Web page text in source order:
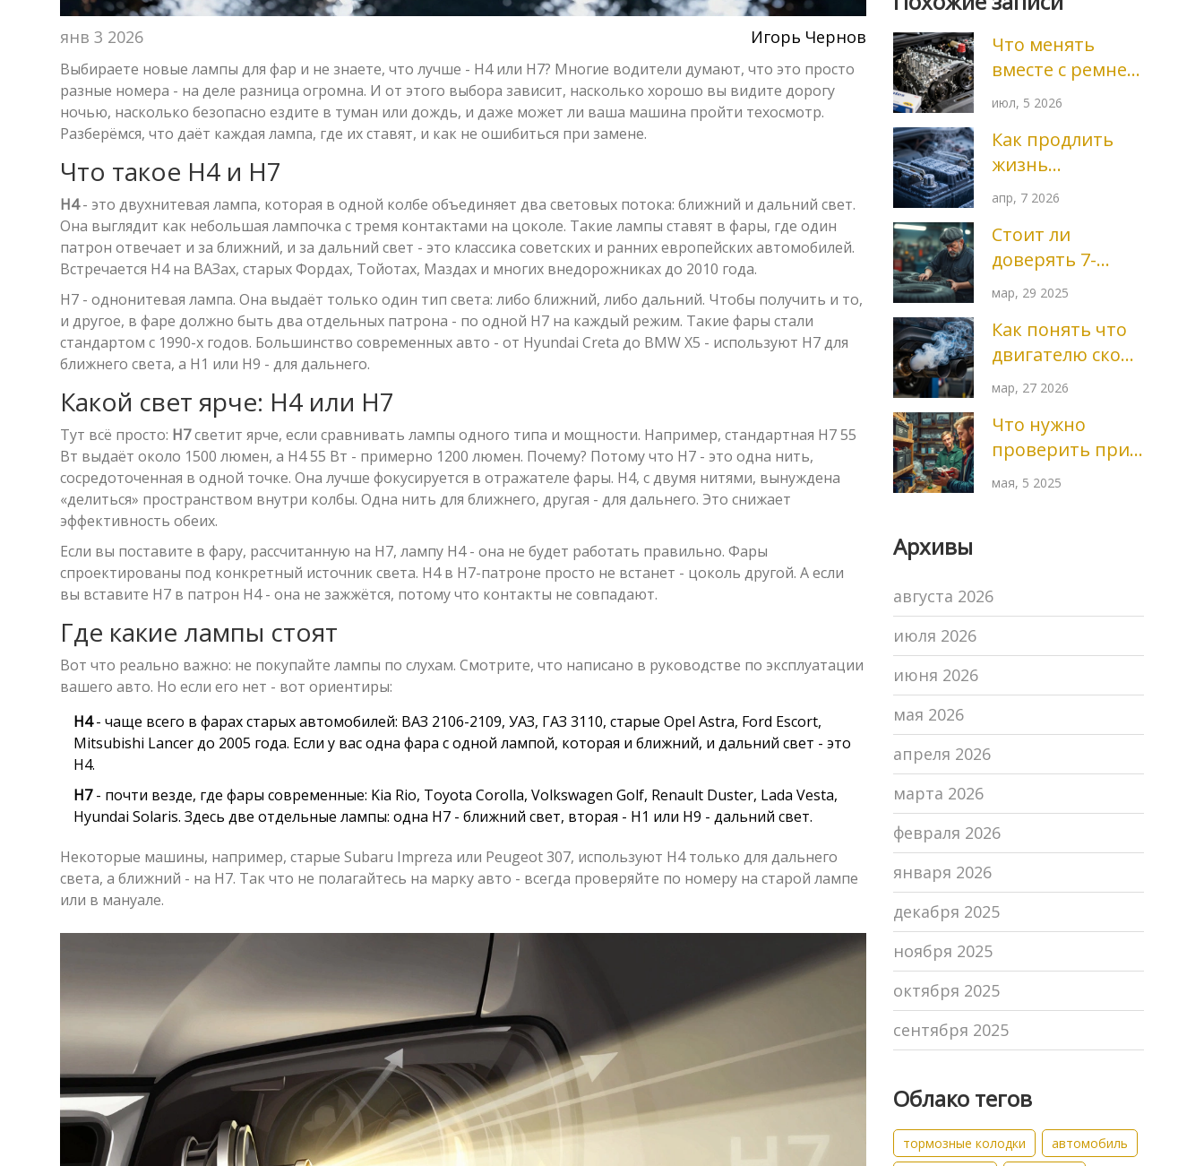
янв 3 2026 Игорь Чернов
Выбираете новые лампы для фар и не знаете, что лучше - H4 или H7? Многие водители думают, что это просто
разные номера - на деле разница огромна. И от этого выбора зависит, насколько хорошо вы видите дорогу
ночью, насколько безопасно ездите в туман или дождь, и даже может ли ваша машина пройти техосмотр.
Разберёмся, что даёт каждая лампа, где их ставят, и как не ошибиться при замене.
Что такое H4 и H7
H4- это двухнитевая лампа, которая в одной колбе объединяет два световых потока: ближний и дальний свет.
Она выглядит как небольшая лампочка с тремя контактами на цоколе. Такие лампы ставят в фары, где один
патрон отвечает и за ближний, и за дальний свет - это классика советских и ранних европейских автомобилей.
Встречается H4 на ВАЗах, старых Фордах, Тойотах, Маздах и многих внедорожниках до 2010 года.
H7 - однонитевая лампа. Она выдаёт только один тип света: либо ближний, либо дальний. Чтобы получить и то,
и другое, в фаре должно быть два отдельных патрона - по одной H7 на каждый режим. Такие фары стали
стандартом с 1990-х годов. Большинство современных авто - от Hyundai Creta до BMW X5 - используют H7 для
ближнего света, а H1 или H9 - для дальнего.
Какой свет ярче: H4 или H7
Тут всё просто: H7светит ярче, если сравнивать лампы одного типа и мощности. Например, стандартная H7 55
Вт выдаёт около 1500 люмен, а H4 55 Вт - примерно 1200 люмен. Почему? Потому что H7 - это одна нить,
сосредоточенная в одной точке. Она лучше фокусируется в отражателе фары. H4, с двумя нитями, вынуждена
«делиться» пространством внутри колбы. Одна нить для ближнего, другая - для дальнего. Это снижает
эффективность обеих.
Если вы поставите в фару, рассчитанную на H7, лампу H4 - она не будет работать правильно. Фары
спроектированы под конкретный источник света. H4 в H7-патроне просто не встанет - цоколь другой. А если
вы вставите H7 в патрон H4 - она не зажжётся, потому что контакты не совпадают.
Где какие лампы стоят
Вот что реально важно: не покупайте лампы по слухам. Смотрите, что написано в руководстве по эксплуатации
вашего авто. Но если его нет - вот ориентиры:
H4- чаще всего в фарах старых автомобилей: ВАЗ 2106-2109, УАЗ, ГАЗ 3110, старые Opel Astra, Ford Escort,
Mitsubishi Lancer до 2005 года. Если у вас одна фара с одной лампой, которая и ближний, и дальний свет - это
H4.
H7- почти везде, где фары современные: Kia Rio, Toyota Corolla, Volkswagen Golf, Renault Duster, Lada Vesta,
Hyundai Solaris. Здесь две отдельные лампы: одна H7 - ближний свет, вторая - H1 или H9 - дальний свет.
Некоторые машины, например, старые Subaru Impreza или Peugeot 307, используют H4 только для дальнего
света, а ближний - на H7. Так что не полагайтесь на марку авто - всегда проверяйте по номеру на старой лампе
или в мануале.
Что менять
вместе с ремнем
ГРМ: полный
и советы
июл, 5 2026
Как продлить
жизнь
аккумулятору в
простые советы
и секреты ухода
апр, 7 2026
Стоит ли
доверять 7-
летним шинам?
мар, 29 2025
Как понять что
двигателю скоро
конец: признаки
мар, 27 2026
Что нужно
проверить при
покупке
мая, 5 2025
Архивы
августа 2026
июля 2026
июня 2026
мая 2026
апреля 2026
марта 2026
февраля 2026
января 2026
декабря 2025
ноября 2025
октября 2025
сентября 2025
Облако тегов
тормозные колодки
автомобиль